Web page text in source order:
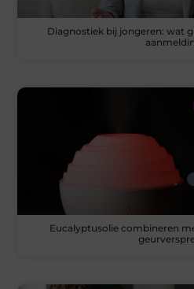
Diagnostiek bij jongeren: wat
Eucalyptusolie combineren